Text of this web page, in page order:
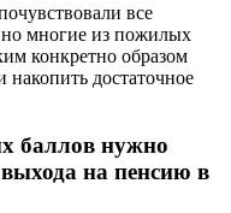
все
многие из пожилых
конкретно образом
достаточное
баллов нужно
на пенсию в